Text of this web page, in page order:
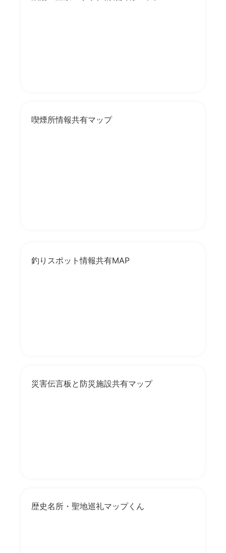
喫煙所情報共有マップ
釣りスポット情報共有MAP
災害伝言板と防災施設共有マップ
歴史名所・聖地巡礼マップくん